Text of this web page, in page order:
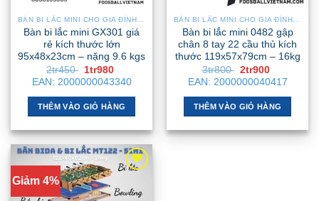
BÀN BI LẮC MINI CHO GIA ĐÌNH – NHỎ GỌN, GẬP GỌN, DỄ DI CHUYỂN
Bàn bi lắc mini GX301 giá
rẻ kích thước lớn
95x48x23cm – nặng 9.6 kgs
2tr450
Giá
gốc
là:
2tr450 .
1tr980
hiện
tại
là:
1tr980 .
EAN: 2000000043340
THÊM VÀO GIỎ HÀNG
BÀN BI LẮC MINI CHO GIA ĐÌNH – NHỎ GỌN, GẬP GỌN, DỄ DI CHUYỂN
Bàn bi lắc mini 0482 gập
chân 8 tay 22 cầu thủ kích
thước 119x57x79cm – 16kg
3tr800 Giá
gốc
là:
3tr800 .
2tr900
hiện
tại
là:
2tr900 .
EAN: 2000000040417
THÊM VÀO GIỎ HÀNG
Giảm 4%